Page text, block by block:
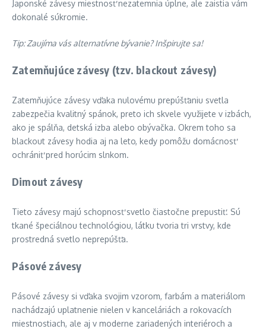
Japonské závesy miestnosť nezatemnia úplne, ale zaistia vám
dokonalé súkromie.
Tip:Zaujíma vás alternatívne bývanie? Inšpirujte sa!
Zatemňujúce závesy (tzv. blackout závesy)
Zatemňujúce závesy vďaka nulovému prepúšťaniu svetla
zabezpečia kvalitný spánok, preto ich skvele využijete v izbách,
ako je spálňa, detská izba alebo obývačka. Okrem toho sa
blackout závesy hodia aj na leto, kedy pomôžu domácnosť
ochrániť pred horúcim slnkom.
Dimout závesy
Tieto závesy majú schopnosť svetlo čiastočne prepustiť. Sú
tkané špeciálnou technológiou, látku tvoria tri vrstvy, kde
prostredná svetlo neprepúšťa.
Pásové závesy
Pásové závesy si vďaka svojim vzorom, farbám a materiálom
nachádzajú uplatnenie nielen v kanceláriách a rokovacích
miestnostiach, ale aj v moderne zariadených interiéroch a